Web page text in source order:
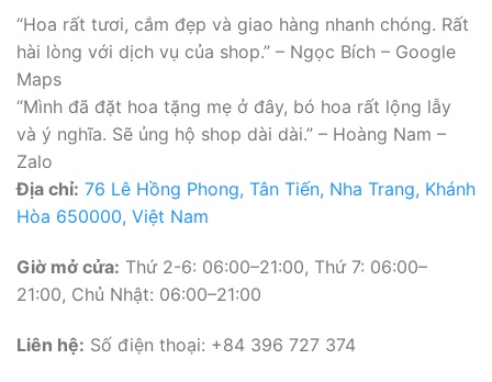
“Hoa rất tươi, cắm đẹp và giao hàng nhanh chóng. Rất
hài lòng với dịch vụ của shop.” – Ngọc Bích – Google
Maps
“Mình đã đặt hoa tặng mẹ ở đây, bó hoa rất lộng lẫy
và ý nghĩa. Sẽ ủng hộ shop dài dài.” – Hoàng Nam –
Zalo
Địa chỉ: 76 Lê Hồng Phong, Tân Tiến, Nha Trang, Khánh
Hòa 650000, Việt Nam
Giờ mở cửa: Thứ 2-6: 06:00–21:00, Thứ 7: 06:00–
21:00, Chủ Nhật: 06:00–21:00
Liên hệ: Số điện thoại: +84 396 727 374